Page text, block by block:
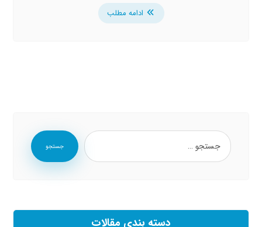
ادامه مطلب
جستجو
دسته بندی مقالات